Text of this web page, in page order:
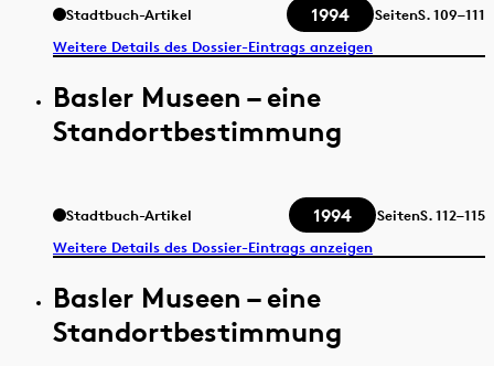
Stadtbuch-Artikel 1994 SeitenS.109–111
Weitere Details des Dossier-Eintrags anzeigen
Basler Museen – eine
Standortbestimmung
Stadtbuch-Artikel 1994 SeitenS.112–115
Weitere Details des Dossier-Eintrags anzeigen
Basler Museen – eine
Standortbestimmung